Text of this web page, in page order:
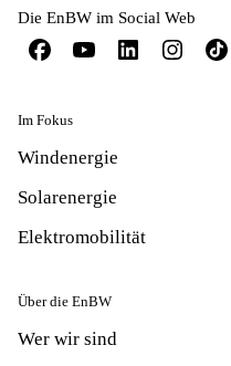
Die EnBW im Social Web
Im Fokus
Windenergie
Solarenergie
Elektromobilität
Über die EnBW
Wer wir sind